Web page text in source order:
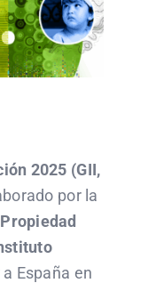
2025 (GII,
por la
España en